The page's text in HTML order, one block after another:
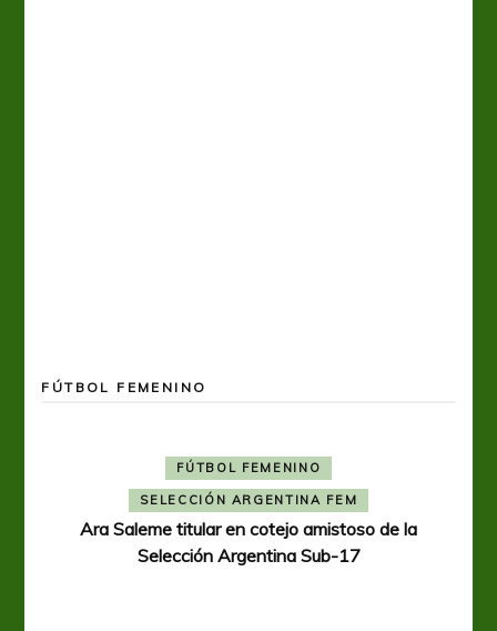
FÚTBOL FEMENINO
FÚTBOL FEMENINO
SELECCIÓN ARGENTINA FEM
Ara Saleme titular en cotejo amistoso de la
Selección Argentina Sub-17